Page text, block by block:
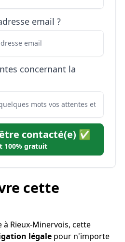
email ?
concernant la
contacté(e) ✅
100% gratuit
cette
à Rieux-Minervois, cette
légale pour n'importe